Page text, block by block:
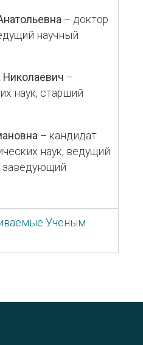
– доктор
научный
Николаевич –
наук, старший
– кандидат
наук, ведущий
заведующий
Ученым